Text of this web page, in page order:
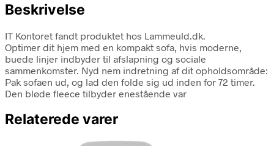
Beskrivelse
IT Kontoret fandt produktet hos Lammeuld.dk.
Optimer dit hjem med en kompakt sofa, hvis moderne,
buede linjer indbyder til afslapning og sociale
sammenkomster. Nyd nem indretning af dit opholdsområde:
Pak sofaen ud, og lad den folde sig ud inden for 72 timer.
Den bløde fleece tilbyder enestående var
Relaterede varer